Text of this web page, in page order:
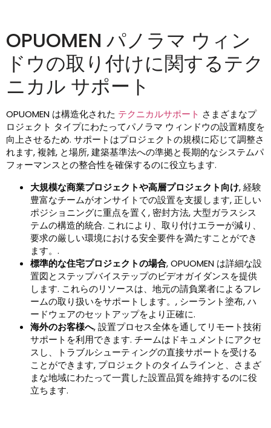
OPUOMEN パノラマ ウィン
ドウの取り付けに関するテク
ニカル サポート
OPUOMEN は構造化された テクニカルサポート さまざまなプ
ロジェクト タイプにわたってパノラマ ウィンドウの設置精度を
向上させるため. サポートはプロジェクトの規模に応じて調整さ
れます, 複雑, と場所, 建築基準法への準拠と長期的なシステムパ
フォーマンスとの整合性を確保するのに役立ちます.
大規模な商業プロジェクトや高層プロジェクト向け, 経験
豊富なチームがオンサイトでの設置を支援します, 正しい
ポジショニングに重点を置く, 密封方法, 大型ガラスシス
テムの構造的統合. これにより、取り付けエラーが減り、
要求の厳しい環境における安全要件を満たすことができ
ます。.
標準的な住宅プロジェクトの場合, OPUOMEN は詳細な設
置図とステップバイステップのビデオガイダンスを提供
します. これらのリソースは、地元の請負業者によるフレ
ームの取り扱いをサポートします。, シーラント塗布, ハ
ードウェアのセットアップをより正確に.
海外のお客様へ, 設置プロセス全体を通してリモート技術
サポートを利用できます. チームはドキュメントにアクセ
スし、トラブルシューティングの直接サポートを受ける
ことができます, プロジェクトのタイムラインと、さまざ
まな地域にわたって一貫した設置品質を維持するのに役
立ちます.